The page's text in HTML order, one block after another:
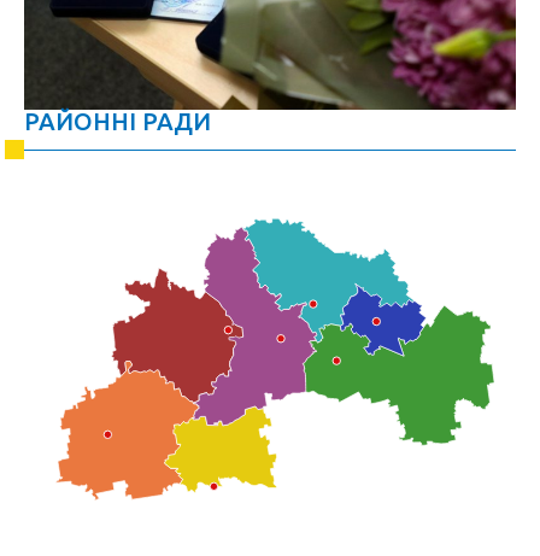
РАЙОННІ РАДИ